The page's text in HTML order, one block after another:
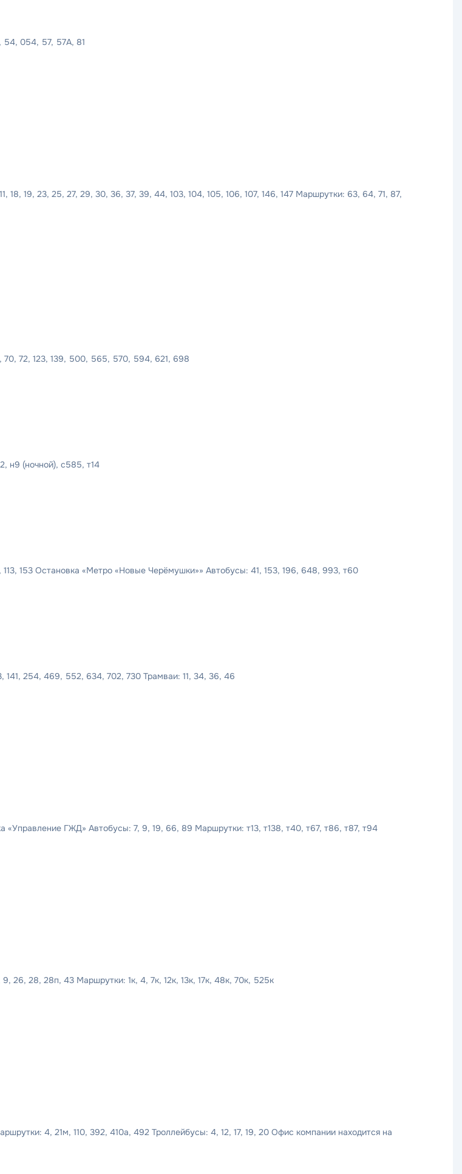
54, 054, 57, 57А, 81
18, 19, 23, 25, 27, 29, 30, 36, 37, 39, 44, 103, 104, 105, 106, 107, 146, 147 Маршрутки: 63, 64, 71, 87,
72, 123, 139, 500, 565, 570, 594, 621, 698
н9 (ночной), с585, т14
153 Остановка «Метро «Новые Черёмушки»» Автобусы: 41, 153, 196, 648, 993, т60
254, 469, 552, 634, 702, 730 Трамваи: 11, 34, 36, 46
«Управление ГЖД» Автобусы: 7, 9, 19, 66, 89 Маршрутки: т13, т138, т40, т67, т86, т87, т94
26, 28, 28п, 43 Маршрутки: 1к, 4, 7к, 12к, 13к, 17к, 48к, 70к, 525к
4, 21м, 110, 392, 410а, 492 Троллейбусы: 4, 12, 17, 19, 20 Офис компании находится на